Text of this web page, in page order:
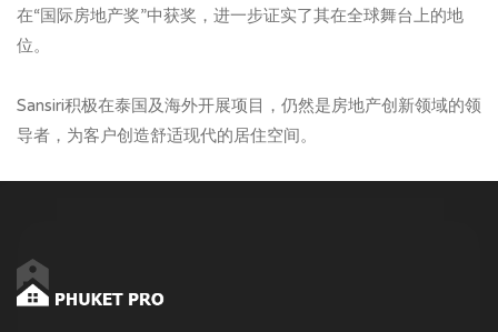
在“国际房地产奖”中获奖，进一步证实了其在全球舞台上的地
位。
Sansiri积极在泰国及海外开展项目，仍然是房地产创新领域的领
导者，为客户创造舒适现代的居住空间。